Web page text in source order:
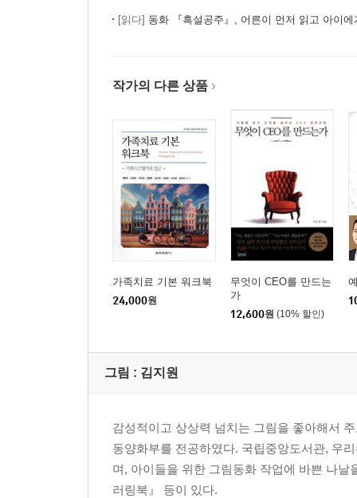
[읽다] 동화 『흑설공주』, 어른이 먼저 읽고 아이에
작가의 다른 상품
가족치료 기본 워크북
24,000원
무엇이 CEO를 만드는
가
12,600원 (10% 할인)
그림 : 김지원
감성적이고 상상력 넘치는 그림을 좋아해서
동양화부를 전공하였다. 국립중앙도서관, 우
며, 아이들을 위한 그림동화 작업에 바쁜 나
러링북』 등이 있다.